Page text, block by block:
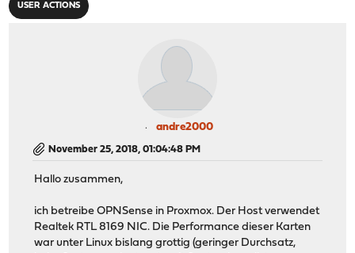
USER ACTIONS
andre2000
November 25, 2018, 01:04:48 PM
Hallo zusammen,
ich betreibe OPNSense in Proxmox. Der Host verwendet
Realtek RTL 8169 NIC. Die Performance dieser Karten
war unter Linux bislang grottig (geringer Durchsatz,